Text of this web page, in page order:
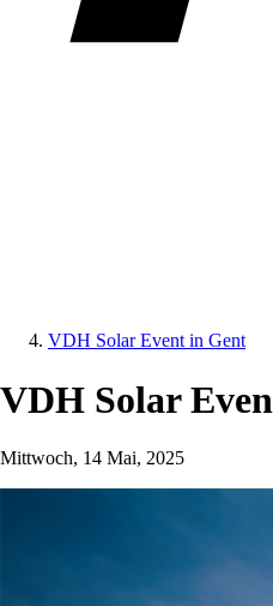
VDH Solar Event in Gent
VDH Solar
Mittwoch, 14 Mai, 2025